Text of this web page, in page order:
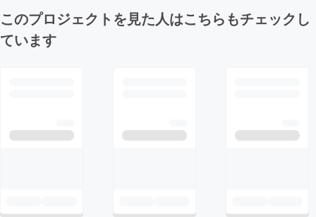
このプロジェクトを見た人はこちらもチェックし
ています